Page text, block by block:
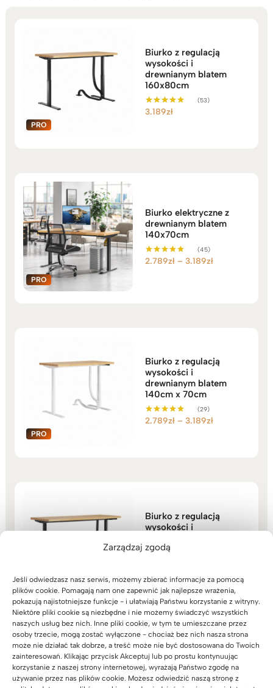
Zarządzaj zgodą
Jeśli odwiedzasz nasz serwis, możemy zbierać informacje za pomocą
plików cookie. Pomagają nam one zapewnić jak najlepsze wrażenia,
pokazują najistotniejsze funkcje - i ułatwiają Państwu korzystanie z witryny.
Niektóre pliki cookie są niezbędne i nie możemy świadczyć wszystkich
naszych usług bez nich. Inne pliki cookie, w tym te umieszczane przez
osoby trzecie, mogą zostać wyłączone - chociaż bez nich nasza strona
może nie działać tak dobrze, a treść może nie być dostosowana do Twoich
zainteresowań. Klikając przycisk Akceptuj lub po prostu kontynuując
korzystanie z naszej strony internetowej, wyrażają Państwo zgodę na
używanie przez nas plików cookie. Możesz odwiedzić naszą stronę z
Biurko z regulacją
wysokości i
drewnianym blatem
160x80cm
Oceniono
(53)
3.189zł
Biurko elektryczne z
drewnianym blatem
140x70cm
Oceniono
(45)
2.789zł – 3.189złZakres
Biurko z regulacją
wysokości i
drewnianym blatem
140cm x 70cm
Oceniono
(29)
2.789zł – 3.189złZakres
Biurko z regulacją
wysokości i
190x80cm
Oceniono
5.00
na 5
3.489 zł
Biurko regulowane
elektrycznie z